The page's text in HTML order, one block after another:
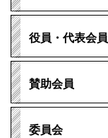
役員・代表会員
賛助会員
委員会